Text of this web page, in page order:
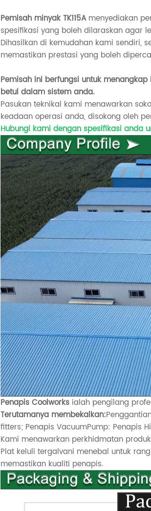
Pemisah minyak TK115Amenyediakan
spesifikasi yang boleh dilaraskan agar
Dihasilkan di kemudahan kami sendiri,
memastikan prestasi yang boleh
Pemisah ini berfungsi untuk
betul dalam sistem anda.
Pasukan teknikal kami menawarkan
keadaan operasi anda, disokong oleh
Hubungi kami dengan spesifikasi anda
Penapis Coolworks ialah pengilang
Terutamanya membekalkan:
fitters; Penapis VacuumPump: Penapis
Kami menawarkan perkhidmatan
Plat keluli tergalvani menebal untuk
memastikan kualiti penapis.